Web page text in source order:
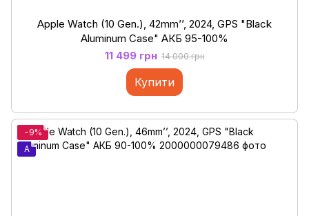
Apple Watch (10 Gen.), 42mm’’, 2024, GPS "Black
Aluminum Case" АКБ 95-100%
11 499 грн 14 000 грн
Купити
−9%
A